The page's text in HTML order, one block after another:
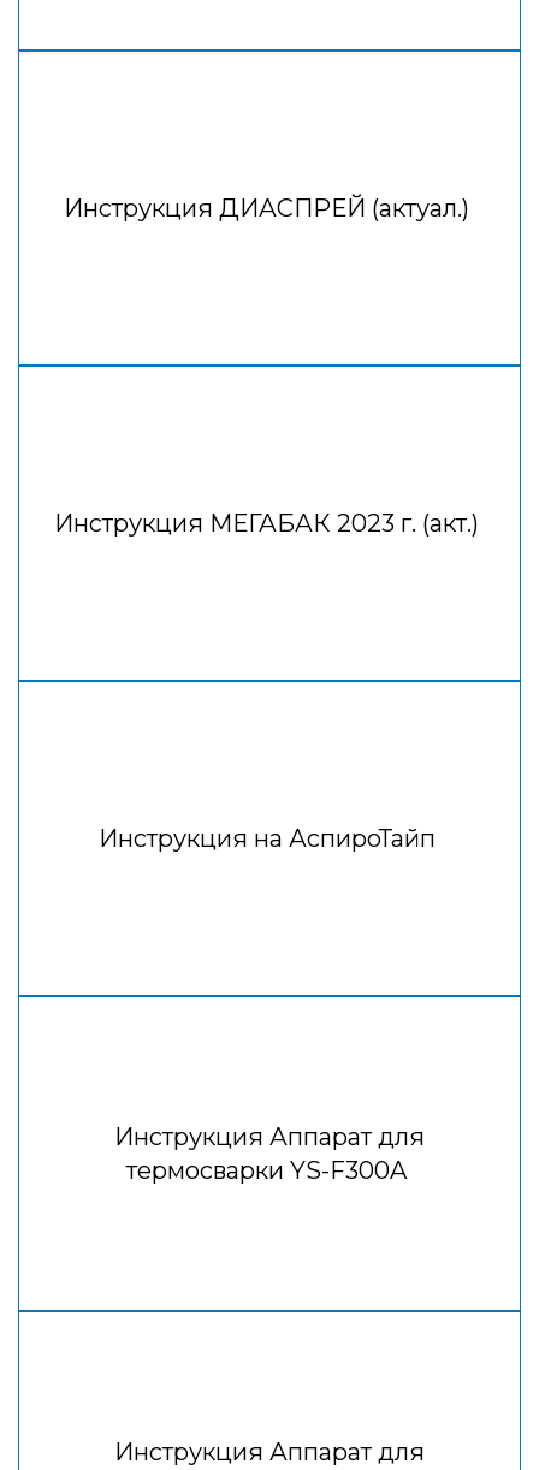
Инструкция ДИАСПРЕЙ (актуал.)
Инструкция МЕГАБАК 2023 г. (акт.)
Инструкция на АспироТайп
Инструкция Аппарат для
термосварки YS-F300A
Инструкция Аппарат для